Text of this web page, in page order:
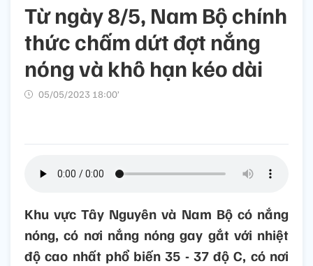
Từ ngày 8/5, Nam Bộ chính
thức chấm dứt đợt nắng
nóng và khô hạn kéo dài
05/05/2023 18:00’
Khu vực Tây Nguyên và Nam Bộ có nắng
nóng, có nơi nắng nóng gay gắt với nhiệt
độ cao nhất phổ biến 35 - 37 độ C, có nơi